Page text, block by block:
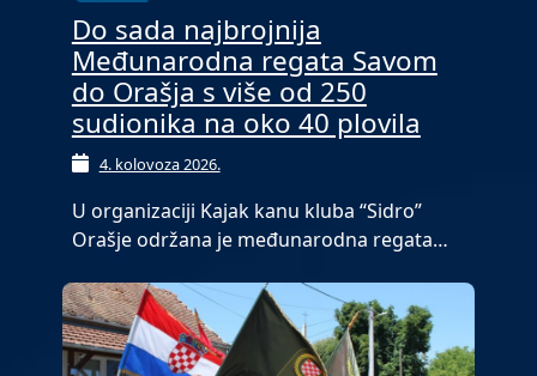
Do sada najbrojnija
Međunarodna regata Savom
do Orašja s više od 250
sudionika na oko 40 plovila
4. kolovoza 2026.
U organizaciji Kajak kanu kluba “Sidro”
Orašje održana je međunarodna regata…